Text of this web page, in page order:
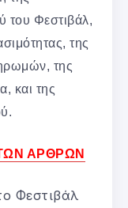
Φεστιβάλ,
της
της
και της
ΑΡΘΡΩΝ
Φεστιβάλ